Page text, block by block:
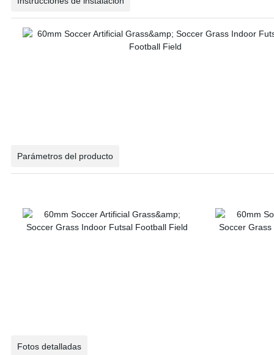
Parámetros del producto
Fotos detalladas